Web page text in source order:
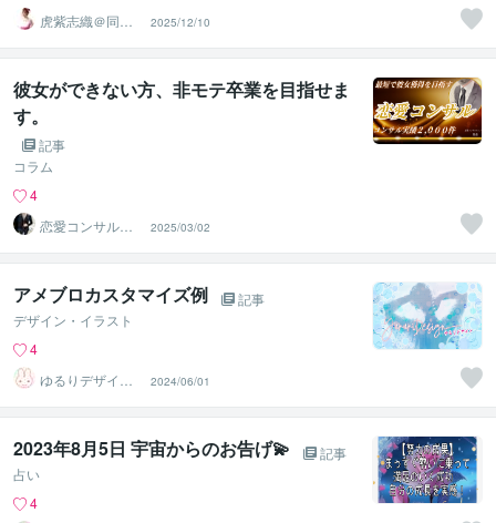
虎紫志織＠同じ
目線の『駆け込
み寺』
2025/12/10
彼女ができない方、非モテ卒業を目指せま
す。
記事
コラム
4
恋愛コンサルタ
ント 真希
2025/03/02
アメブロカスタマイズ例
記事
デザイン・イラスト
4
ゆるりデザイン
＠夏季休暇中
2024/06/01
2023年8月5日 宇宙からのお告げ💫⁡
記事
占い
4